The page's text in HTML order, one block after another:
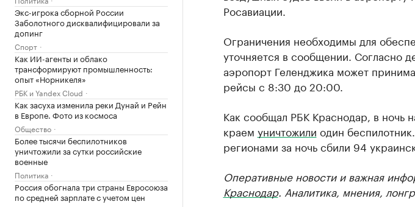
Экс-игрока сборной России
Заболотного дисквалифицировали за
допинг
Спорт
Как ИИ-агенты и облако
трансформируют промышленность:
опыт «Норникеля»
РБК и Yandex Cloud
Как засуха изменила реки Дунай и Рейн
в Европе. Фото из космоса
Общество
Более тысячи беспилотников
уничтожили за сутки российские
военные
Политика
Россия обогнала три страны Евросоюза
по средней зарплате с учетом цен
Росавиации.
Ограничения необходимы для
уточняется в сообщении. Согласно
аэропорт Геленджика может
рейсы с 8:30 до 20:00.
Как сообщал РБК Краснодар, в ночь
краем уничтожили один
регионами за ночь сбили 94
Оперативные новости и важная
Краснодар. Аналитика, мнения,